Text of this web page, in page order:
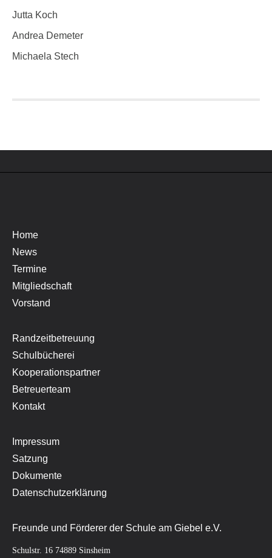
Jutta Koch
Andrea Demeter
Michaela Stech
Home
News
Termine
Mitgliedschaft
Vorstand
Randzeitbetreuung
Schulbücherei
Kooperationspartner
Betreuerteam
Kontakt
Impressum
Satzung
Dokumente
Datenschutzerklärung
Freunde und Förderer der Schule am Giebel e.V.
Schulstr. 16 74889 Sinsheim